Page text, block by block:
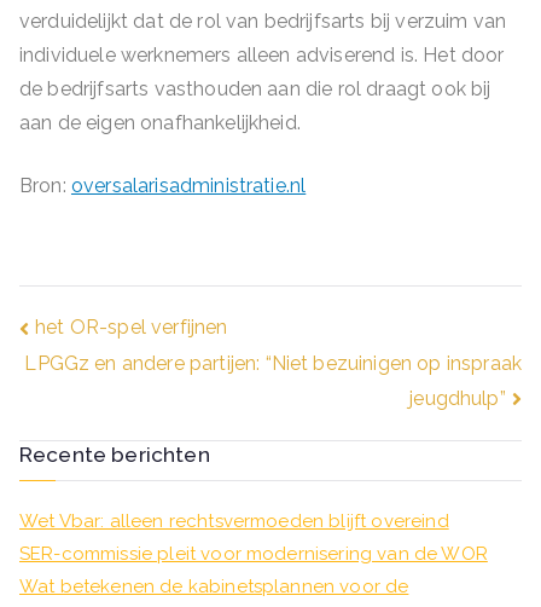
verduidelijkt dat de rol van bedrijfsarts bij verzuim van
individuele werknemers alleen adviserend is. Het door
de bedrijfsarts vasthouden aan die rol draagt ook bij
aan de eigen onafhankelijkheid.
Bron: oversalarisadministratie.nl
Bericht
navigatie
het OR-spel verfijnen
LPGGz en andere partijen: “Niet bezuinigen op inspraak
jeugdhulp”
Recente berichten
Wet Vbar: alleen rechtsvermoeden blijft overeind
SER-commissie pleit voor modernisering van de WOR
Wat betekenen de kabinetsplannen voor de